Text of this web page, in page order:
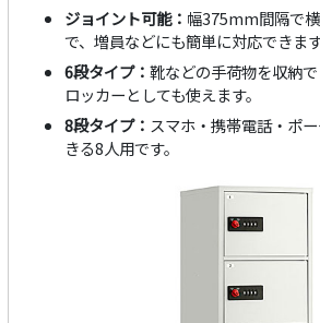
ジョイント可能： 幅375mm間隔で
で、増員などにも簡単に対応できます
6段タイプ： 靴などの手荷物を収納
ロッカーとしても使えます。
8段タイプ： スマホ・携帯電話・ポ
きる8人用です。